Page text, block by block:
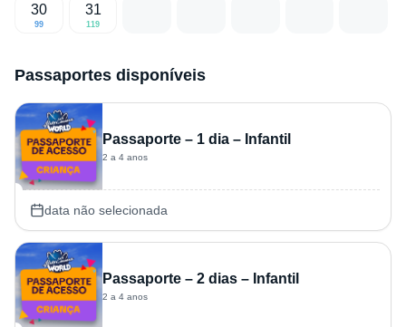
30
99
31
119
Passaportes disponíveis
Passaporte – 1 dia – Infantil
2 a 4 anos
data não selecionada
Passaporte – 2 dias – Infantil
2 a 4 anos